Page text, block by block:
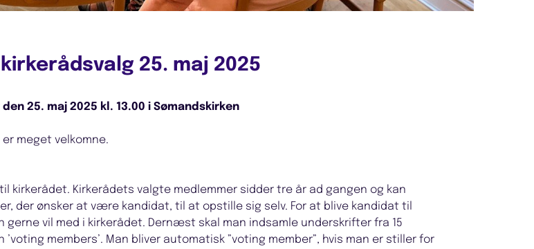
25. maj 2025
25. maj 2025 kl. 13.00 i Sømandskirken
meget velkomne.
kirkerådet. Kirkerådets valgte medlemmer sidder tre år ad gangen og kan
der ønsker at være kandidat, til at opstille sig selv. For at blive kandidat til
gerne vil med i kirkerådet. Dernæst skal man indsamle underskrifter fra 15
members’. Man bliver automatisk ”voting member”, hvis man er stiller for